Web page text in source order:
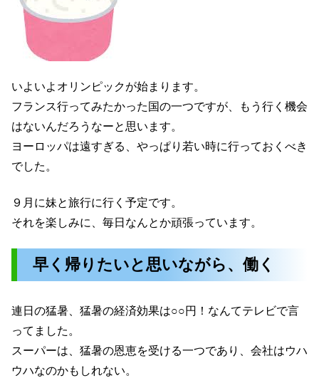
いよいよオリンピックが始まります。
フランス行ってみたかった国の一つですが、もう行く機会
はないんだろうなーと思います。
ヨーロッパは遠すぎる、やっぱり若い時に行っておくべき
でした。
９月に妹と旅行に行く予定です。
それを楽しみに、毎日なんとか頑張っています。
早く帰りたいと思いながら、働く
連日の猛暑、猛暑の経済効果は○○円！なんてテレビで言
ってました。
スーパーは、猛暑の恩恵を受ける一つであり、会社はウハ
ウハなのかもしれない。